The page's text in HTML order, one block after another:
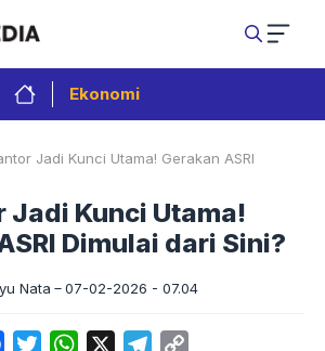
Ekonomi
Jadi Kunci Utama! Gerakan ASRI
Jadi Kunci Utama!
Dimulai dari Sini?
Nata 07-02-2026 - 07.04
FacebookTwitterWhatsApp Telegram